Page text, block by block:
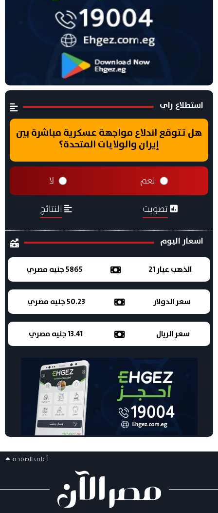
استطلاع راى
هل تتوقع اندلاع مواجهة عسكرية مباشرة بين
إيران والولايات المتحدة؟
نعم لا
تصويت النتائج
اسعار اليوم
الذهب عيار 21 5865 جنيه مصري
سعر الدولار 50.23 جنيه مصري
سعر الريال 13.41 جنيه مصري
أعلى الصفحه